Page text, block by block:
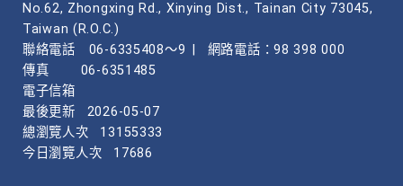
No.62, Zhongxing Rd., Xinying Dist., Tainan City 73045,
Taiwan (R.O.C.)
聯絡電話
06-6335408～9
網路電話：98 398 000
傳真
06-6351485
電子信箱
最後更新
2026-05-07
總瀏覽人次
13155333
今日瀏覽人次
17686